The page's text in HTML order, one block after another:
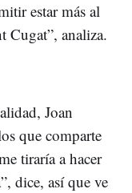
estar más al
Cugat”, analiza.
Joan
que comparte
tiraría a hacer
dice, así que ve